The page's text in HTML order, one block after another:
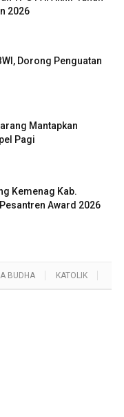
2026
Dorong Penguatan
Mantapkan
Pagi
Kemenag Kab.
Award 2026
BUDHA KATOLIK